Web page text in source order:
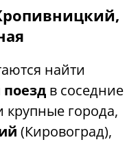
найти
в соседние
крупные города,
(Кировоград),